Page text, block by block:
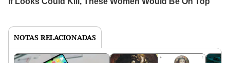
NOTAS RELACIONADAS